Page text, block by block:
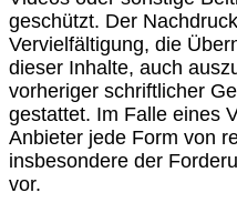
geschützt. Der
Vervielfältigung, die
dieser Inhalte, auch
vorheriger schriftlicher
gestattet. Im Falle eines
Anbieter jede Form von
insbesondere der
vor.